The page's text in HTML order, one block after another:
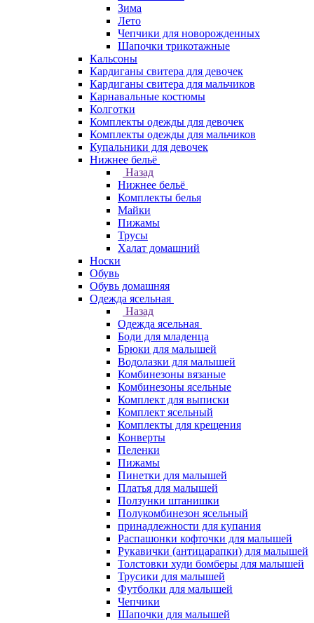
Зима
Лето
Чепчики для новорожденных
Шапочки трикотажные
Кальсоны
Кардиганы свитера для девочек
Кардиганы свитера для мальчиков
Карнавальные костюмы
Колготки
Комплекты одежды для девочек
Комплекты одежды для мальчиков
Купальники для девочек
Нижнее бельё
Назад
Нижнее бельё
Комплекты белья
Майки
Пижамы
Трусы
Халат домашний
Носки
Обувь
Обувь домашняя
Одежда ясельная
Назад
Одежда ясельная
Боди для младенца
Брюки для малышей
Водолазки для малышей
Комбинезоны вязаные
Комбинезоны ясельные
Комплект для выписки
Комплект ясельный
Комплекты для крещения
Конверты
Пеленки
Пижамы
Пинетки для малышей
Платья для малышей
Ползунки штанишки
Полукомбинезон ясельный
принадлежности для купания
Распашонки кофточки для малышей
Рукавички (антицарапки) для малышей
Толстовки худи бомберы для малышей
Трусики для малышей
Футболки для малышей
Чепчики
Шапочки для малышей